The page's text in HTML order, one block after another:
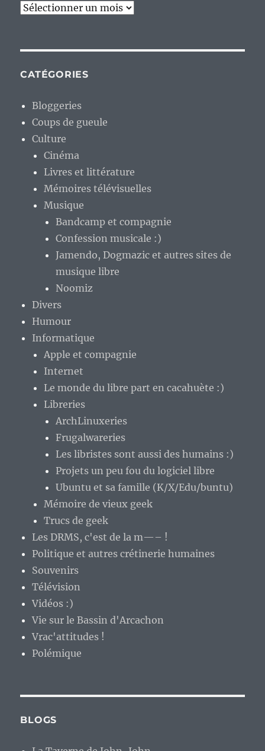
Archives
CATÉGORIES
Bloggeries
Coups de gueule
Culture
Cinéma
Livres et littérature
Mémoires télévisuelles
Musique
Bandcamp et compagnie
Confession musicale :)
Jamendo, Dogmazic et autres sites de
musique libre
Noomiz
Divers
Humour
Informatique
Apple et compagnie
Internet
Le monde du libre part en cacahuète :)
Libreries
ArchLinuxeries
Frugalwareries
Les libristes sont aussi des humains :)
Projets un peu fou du logiciel libre
Ubuntu et sa famille (K/X/Edu/buntu)
Mémoire de vieux geek
Trucs de geek
Les DRMS, c'est de la m—– !
Politique et autres crétinerie humaines
Souvenirs
Télévision
Vidéos :)
Vie sur le Bassin d'Arcachon
Vrac'attitudes !
Polémique
BLOGS